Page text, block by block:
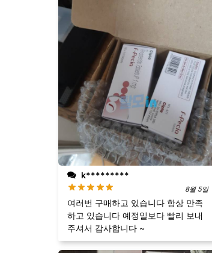
k*********
8월 5일
여러번 구매하고 있습니다 항상 만족
하고 있습니다 예정일보다 빨리 보내
주셔서 감사합니다 ~